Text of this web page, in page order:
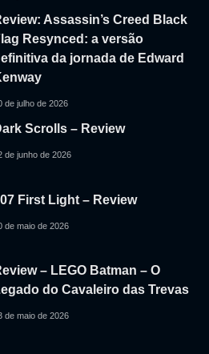
Assassin’s Creed Black
Resynced: a versão
da jornada de Edward
de julho de 2026
Scrolls – Review
de junho de 2026
First Light – Review
de maio de 2026
– LEGO Batman – O
do Cavaleiro das Trevas
de maio de 2026